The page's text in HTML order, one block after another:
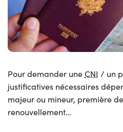
Pour demander uneCNI / un
justificatives nécessaires
majeur ou mineur, première
renouvellement…